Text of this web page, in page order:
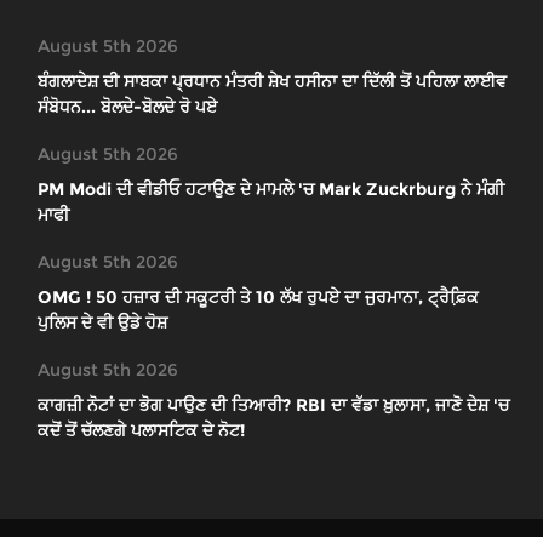
August 5th 2026
ਬੰਗਲਾਦੇਸ਼ ਦੀ ਸਾਬਕਾ ਪ੍ਰਧਾਨ ਮੰਤਰੀ ਸ਼ੇਖ ਹਸੀਨਾ ਦਾ ਦਿੱਲੀ ਤੋਂ ਪਹਿਲਾ ਲਾਈਵ
ਸੰਬੋਧਨ... ਬੋਲਦੇ-ਬੋਲਦੇ ਰੋ ਪਏ
August 5th 2026
PM Modi ਦੀ ਵੀਡੀਓ ਹਟਾਉਣ ਦੇ ਮਾਮਲੇ 'ਚ Mark Zuckrburg ਨੇ ਮੰਗੀ
ਮਾਫੀ
August 5th 2026
OMG ! 50 ਹਜ਼ਾਰ ਦੀ ਸਕੂਟਰੀ ਤੇ 10 ਲੱਖ ਰੁਪਏ ਦਾ ਜੁਰਮਾਨਾ, ਟ੍ਰੈਫ਼ਿ਼ਕ
ਪੁਲਿਸ ਦੇ ਵੀ ਉਡੇ ਹੋਸ਼
August 5th 2026
ਕਾਗਜ਼ੀ ਨੋਟਾਂ ਦਾ ਭੋਗ ਪਾਉਣ ਦੀ ਤਿਆਰੀ? RBI ਦਾ ਵੱਡਾ ਖ਼ੁਲਾਸਾ, ਜਾਣੋ ਦੇਸ਼ 'ਚ
ਕਦੋਂ ਤੋਂ ਚੱਲਣਗੇ ਪਲਾਸਟਿਕ ਦੇ ਨੋਟ!